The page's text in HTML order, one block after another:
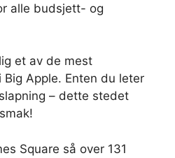
alle budsjett- og
et av de mest
Apple. Enten du leter
– dette stedet
Square så over 131